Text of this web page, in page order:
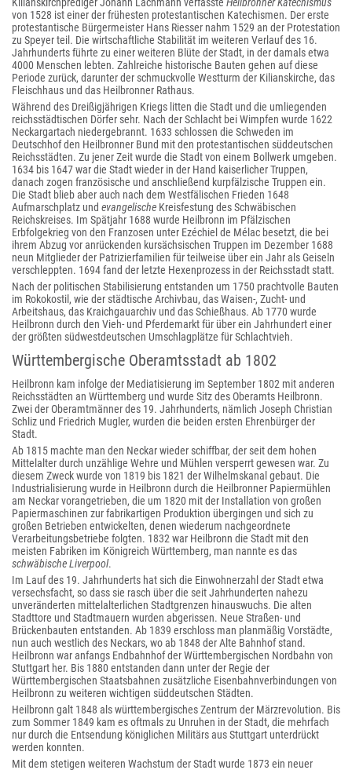
von 1528 ist einer der frühesten protestantischen Katechismen. Der erste
protestantische Bürgermeister Hans Riesser nahm 1529 an der Protestation
zu Speyer teil. Die wirtschaftliche Stabilität im weiteren Verlauf des 16.
Jahrhunderts führte zu einer weiteren Blüte der Stadt, in der damals etwa
4000 Menschen lebten. Zahlreiche historische Bauten gehen auf diese
Periode zurück, darunter der schmuckvolle Westturm der Kilianskirche, das
Fleischhaus und das Heilbronner Rathaus.
Während des Dreißigjährigen Kriegs litten die Stadt und die umliegenden
reichsstädtischen Dörfer sehr. Nach der Schlacht bei Wimpfen wurde 1622
Neckargartach niedergebrannt. 1633 schlossen die Schweden im
Deutschhof den Heilbronner Bund mit den protestantischen süddeutschen
Reichsstädten. Zu jener Zeit wurde die Stadt von einem Bollwerk umgeben.
1634 bis 1647 war die Stadt wieder in der Hand kaiserlicher Truppen,
danach zogen französische und anschließend kurpfälzische Truppen ein.
Die Stadt blieb aber auch nach dem Westfälischen Frieden 1648
Aufmarschplatz und evangelische Kreisfestung des Schwäbischen
Reichskreises. Im Spätjahr 1688 wurde Heilbronn im Pfälzischen
Erbfolgekrieg von den Franzosen unter Ezéchiel de Mélac besetzt, die bei
ihrem Abzug vor anrückenden kursächsischen Truppen im Dezember 1688
neun Mitglieder der Patrizierfamilien für teilweise über ein Jahr als Geiseln
verschleppten. 1694 fand der letzte Hexenprozess in der Reichsstadt statt.
Nach der politischen Stabilisierung entstanden um 1750 prachtvolle Bauten
im Rokokostil, wie der städtische Archivbau, das Waisen-, Zucht- und
Arbeitshaus, das Kraichgauarchiv und das Schießhaus. Ab 1770 wurde
Heilbronn durch den Vieh- und Pferdemarkt für über ein Jahrhundert einer
der größten südwestdeutschen Umschlagplätze für Schlachtvieh.
Württembergische Oberamtsstadt ab 1802
Heilbronn kam infolge der Mediatisierung im September 1802 mit anderen
Reichsstädten an Württemberg und wurde Sitz des Oberamts Heilbronn.
Zwei der Oberamtmänner des 19. Jahrhunderts, nämlich Joseph Christian
Schliz und Friedrich Mugler, wurden die beiden ersten Ehrenbürger der
Stadt.
Ab 1815 machte man den Neckar wieder schiffbar, der seit dem hohen
Mittelalter durch unzählige Wehre und Mühlen versperrt gewesen war. Zu
diesem Zweck wurde von 1819 bis 1821 der Wilhelmskanal gebaut. Die
Industrialisierung wurde in Heilbronn durch die Heilbronner Papiermühlen
am Neckar vorangetrieben, die um 1820 mit der Installation von großen
Papiermaschinen zur fabrikartigen Produktion übergingen und sich zu
großen Betrieben entwickelten, denen wiederum nachgeordnete
Verarbeitungsbetriebe folgten. 1832 war Heilbronn die Stadt mit den
meisten Fabriken im Königreich Württemberg, man nannte es das
schwäbische Liverpool.
Im Lauf des 19. Jahrhunderts hat sich die Einwohnerzahl der Stadt etwa
versechsfacht, so dass sie rasch über die seit Jahrhunderten nahezu
unveränderten mittelalterlichen Stadtgrenzen hinauswuchs. Die alten
Stadttore und Stadtmauern wurden abgerissen. Neue Straßen- und
Brückenbauten entstanden. Ab 1839 erschloss man planmäßig Vorstädte,
nun auch westlich des Neckars, wo ab 1848 der Alte Bahnhof stand.
Heilbronn war anfangs Endbahnhof der Württembergischen Nordbahn von
Stuttgart her. Bis 1880 entstanden dann unter der Regie der
Württembergischen Staatsbahnen zusätzliche Eisenbahnverbindungen von
Heilbronn zu weiteren wichtigen süddeutschen Städten.
Heilbronn galt 1848 als württembergisches Zentrum der Märzrevolution. Bis
zum Sommer 1849 kam es oftmals zu Unruhen in der Stadt, die mehrfach
nur durch die Entsendung königlichen Militärs aus Stuttgart unterdrückt
werden konnten.
Mit dem stetigen weiteren Wachstum der Stadt wurde 1873 ein neuer